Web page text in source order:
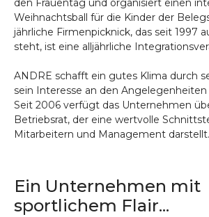
den Frauentag und organisiert einen
Weihnachtsball für die Kinder der
jährliche Firmenpicknick, das seit 1997
steht, ist eine alljährliche
ANDRE schafft ein gutes Klima durch
sein Interesse an den
Seit 2006 verfügt das Unternehmen
Betriebsrat, der eine wertvolle
Mitarbeitern und Management darstellt.
Ein Unternehmen mit
sportlichem Flair...